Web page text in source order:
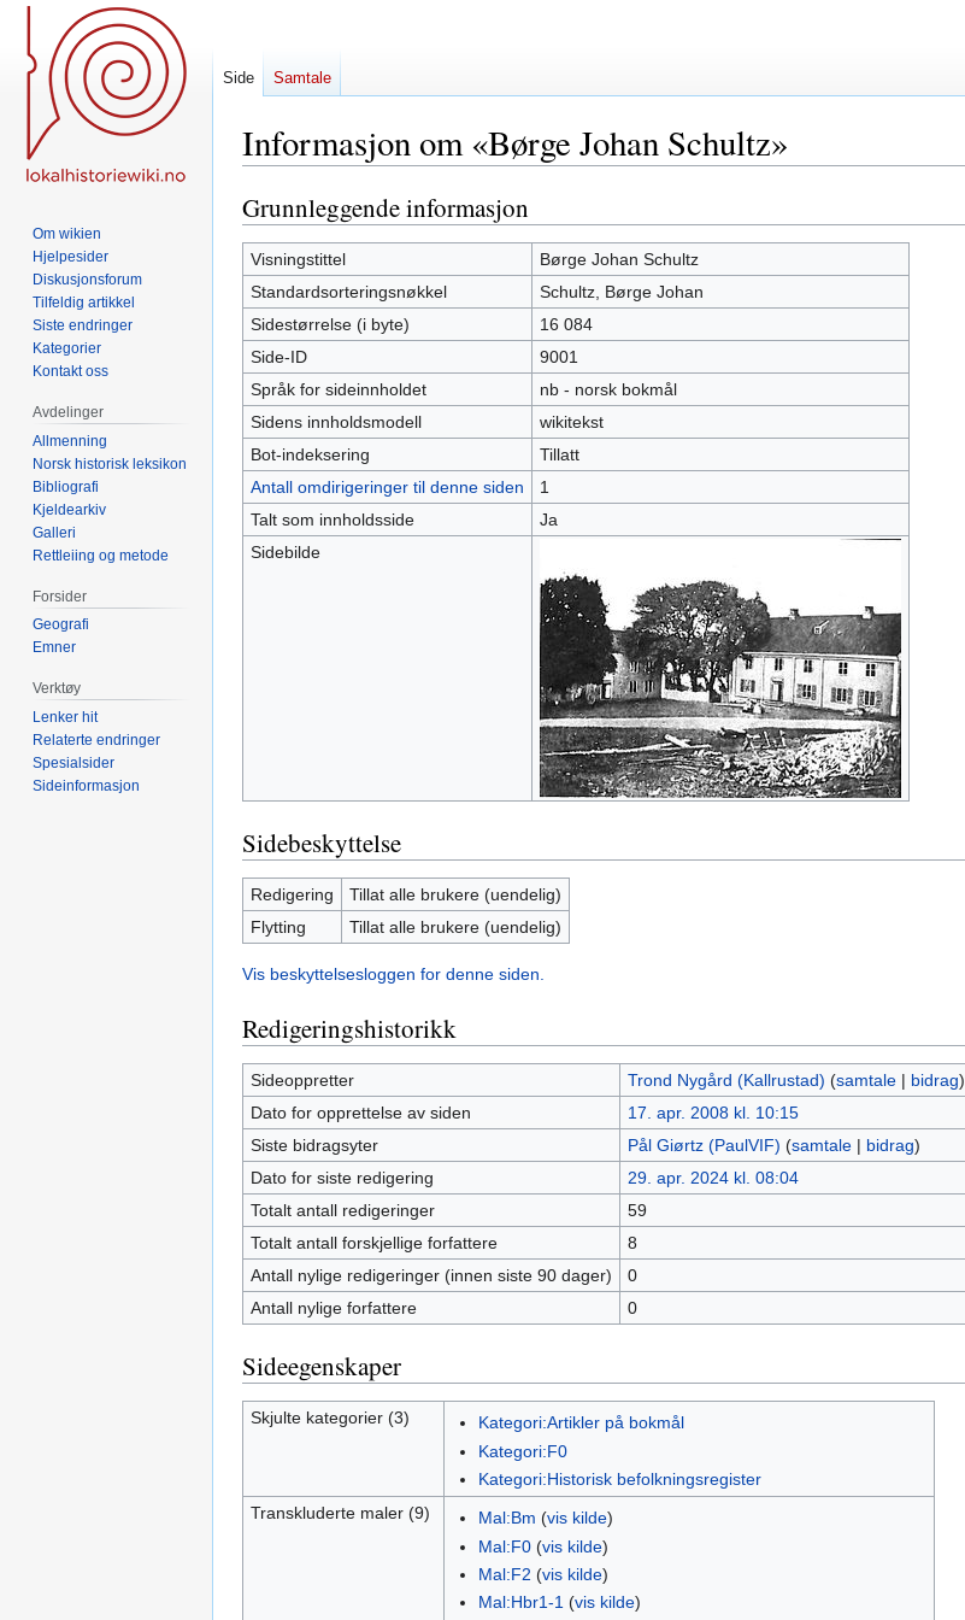
Informasjon om «Børge Johan Schultz»
Hopp
til
navigering
Hopp
til
søk
Grunnleggende informasjon
Visningstittel
Børge Johan Schultz
Standardsorteringsnøkkel
Schultz, Børge Johan
Sidestørrelse (i byte)
16 084
Side-ID
9001
Språk for sideinnholdet
nb - norsk bokmål
Sidens innholdsmodell
wikitekst
Bot-indeksering
Tillatt
Antall omdirigeringer til denne siden
1
Talt som innholdsside
Ja
Sidebilde
Sidebeskyttelse
Redigering
Tillat alle brukere (uendelig)
Flytting
Tillat alle brukere (uendelig)
Vis beskyttelsesloggen for denne siden.
Redigeringshistorikk
Sideoppretter Trond Nygård (Kallrustad) (samtale| bidrag)
Dato for opprettelse av siden
17. apr. 2008 kl. 10:15
Siste bidragsyter
Pål Giørtz (PaulVIF) (samtale| bidrag)
Dato for siste redigering
29. apr. 2024 kl. 08:04
Totalt antall redigeringer
59
Totalt antall forskjellige forfattere
8
Antall nylige redigeringer (innen siste 90 dager)
0
Antall nylige forfattere
0
Sideegenskaper
Skjulte kategorier (3)
Kategori:Artikler på bokmål
Kategori:F0
Kategori:Historisk befolkningsregister
Transkluderte maler (9)
Mal:Bm (vis kilde)
Mal:F0(vis kilde)
Mal:F2 (vis kilde)
Mal:Hbr1-1(vis kilde)
Side Samtale
Om wikien
Hjelpesider
Diskusjonsforum
Tilfeldig artikkel
Siste endringer
Kategorier
Kontakt oss
Avdelinger
Allmenning
Norsk historisk leksikon
Bibliografi
Kjeldearkiv
Galleri
Rettleiing og metode
Forsider
Geografi
Emner
Verktøy
Lenker hit
Relaterte endringer
Spesialsider
Sideinformasjon